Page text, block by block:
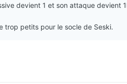
devient 1 et son attaque devient
trop petits pour le socle de Seski.